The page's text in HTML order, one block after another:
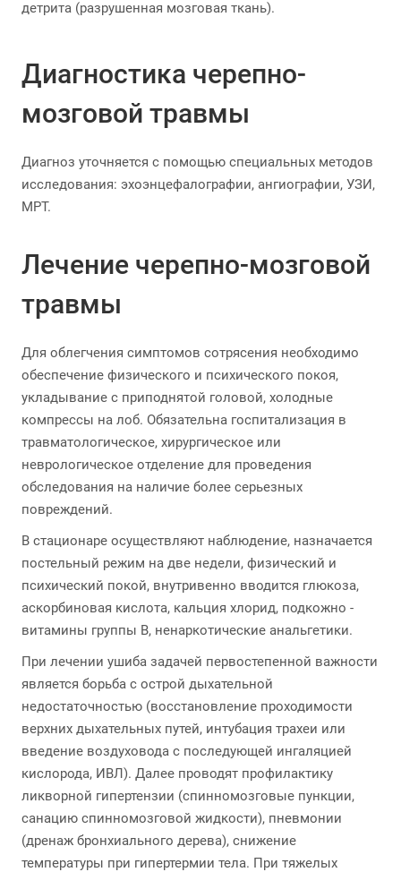
детрита (разрушенная мозговая ткань).
Диагностика черепно-
мозговой травмы
Диагноз уточняется с помощью специальных методов
исследования: эхоэнцефалографии, ангиографии, УЗИ,
МРТ.
Лечение черепно-мозговой
травмы
Для облегчения симптомов сотрясения необходимо
обеспечение физического и психического покоя,
укладывание с приподнятой головой, холодные
компрессы на лоб. Обязательна госпитализация в
травматологическое, хирургическое или
неврологическое отделение для проведения
обследования на наличие более серьезных
повреждений.
В стационаре осуществляют наблюдение, назначается
постельный режим на две недели, физический и
психический покой, внутривенно вводится глюкоза,
аскорбиновая кислота, кальция хлорид, подкожно -
витамины группы В, ненаркотические анальгетики.
При лечении ушиба задачей первостепенной важности
является борьба с острой дыхательной
недостаточностью (восстановление проходимости
верхних дыхательных путей, интубация трахеи или
введение воздуховода с последующей ингаляцией
кислорода, ИВЛ). Далее проводят профилактику
ликворной гипертензии (спинномозговые пункции,
санацию спинномозговой жидкости), пневмонии
(дренаж бронхиального дерева), снижение
температуры при гипертермии тела. При тяжелых